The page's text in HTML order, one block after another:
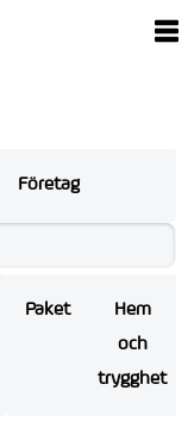
Företag
Paket
Hem
och
trygghet